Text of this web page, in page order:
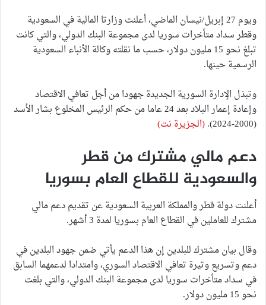
ويوم 27 إبريل/نيسان الماضي، أعلنت وزارتا المالية في السعودية
وقطر سداد متأخرات سوريا لدى مجموعة البنك الدولي، والتي كانت
تبلغ نحو 15 مليون دولار، حسب ما نقلته وكالة الأنباء السعودية
الرسمية حينها.
وتبذل الإدارة السورية الجديدة جهودا من أجل تعافي الاقتصاد
وإعادة إعمار البلاد بعد 24 عاما من حكم الرئيس المخلوع بشار الأسد
(2000-2024).
(الجزيرة نت)
دعم مالي مشترك من قطر
والسعودية للقطاع العام بسوريا
أعلنت دولة قطر والمملكة العربية السعودية عن تقديم دعم مالي
مشترك للعاملين في القطاع العام بسوريا لمدة 3 أشهر.
وقال بيان مشترك للبلدين إن هذا الدعم يأتي ضمن جهود البلدين في
دعم وتسريع وتيرة تعافي الاقتصاد السوري، وامتدادا لدعمهما السابق
في سداد متأخرات سوريا لدى مجموعة البنك الدولي، والتي بلغت
نحو 15 مليون دولار.